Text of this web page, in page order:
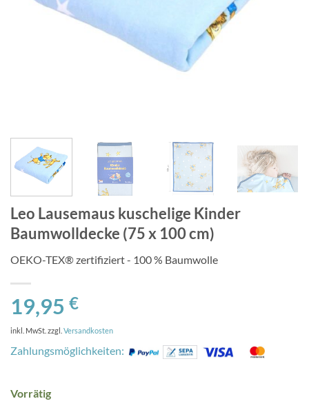
Leo Lausemaus kuschelige Kinder
Baumwolldecke (75 x 100 cm)
OEKO-TEX® zertifiziert - 100 % Baumwolle
19,95 €
inkl. MwSt. zzgl. Versandkosten
Zahlungsmöglichkeiten:
Vorrätig